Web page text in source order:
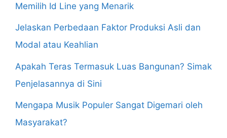
Memilih Id Line yang Menarik
Jelaskan Perbedaan Faktor Produksi Asli dan
Modal atau Keahlian
Apakah Teras Termasuk Luas Bangunan? Simak
Penjelasannya di Sini
Mengapa Musik Populer Sangat Digemari oleh
Masyarakat?